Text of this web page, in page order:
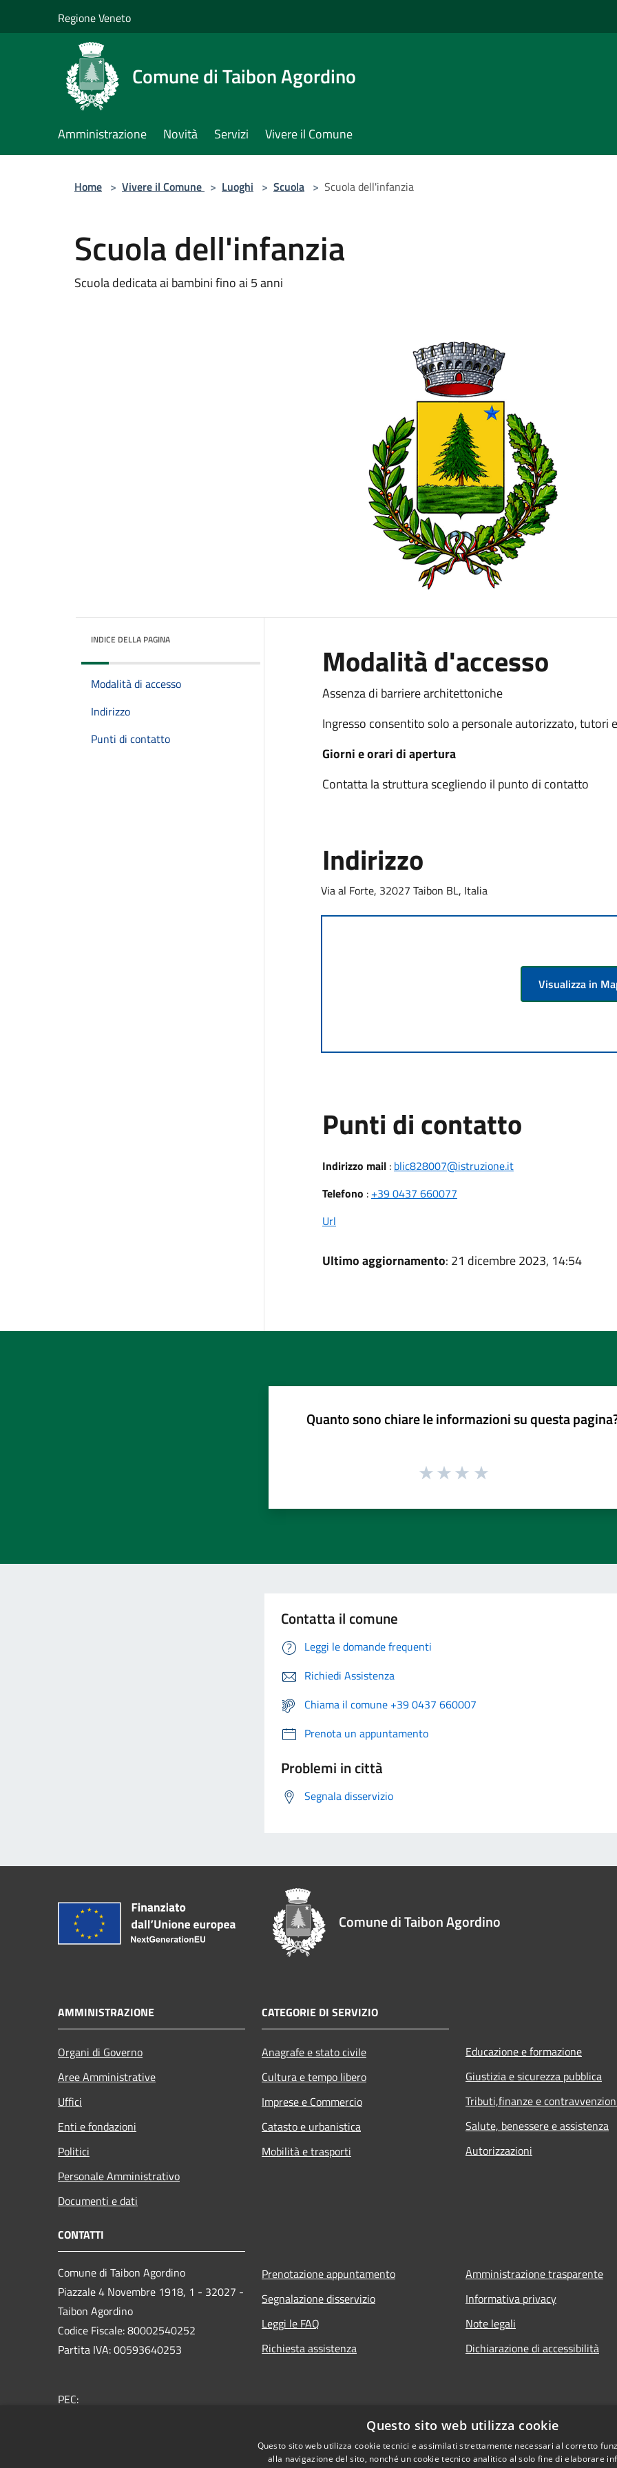
Regione Veneto
Comune di Taibon Agordino
Amministrazione Novità Servizi Vivere il Comune
Home > Vivere il Comune > Luoghi > Scuola > Scuola dell'infanzia
Scuola dell'infanzia
Scuola dedicata ai bambini fino ai 5 anni
INDICE DELLA PAGINA
Modalità di accesso
Indirizzo
Punti di contatto
Modalità d'accesso
Assenza di barriere architettoniche
Ingresso consentito solo a personale autorizzato,
Giorni e orari di apertura
Contatta la struttura scegliendo il punto di contatto
Indirizzo
Via al Forte, 32027 Taibon BL, Italia
Visualizza in
Punti di contatto
Indirizzo mail: blic828007@istruzione.it
Telefono : +39 0437 660077
Url
Ultimo aggiornamento: 21 dicembre 2023, 14:54
Quanto sono chiare le informazioni su questa
Contatta il comune
Leggi le domande frequenti
Richiedi Assistenza
Chiama il comune +39 0437 660007
Prenota un appuntamento
Problemi in città
Segnala disservizio
Comune di Taibon Agordino
AMMINISTRAZIONE
Organi di Governo
Aree Amministrative
Uffici
Enti e fondazioni
Politici
Personale Amministrativo
Documenti e dati
CATEGORIE DI SERVIZIO
Anagrafe e stato civile
Cultura e tempo libero
Imprese e Commercio
Catasto e urbanistica
Mobilità e trasporti
Educazione e formazione
Giustizia e sicurezza pubblica
Tributi,finanze e
Salute, benessere e assistenza
Autorizzazioni
CONTATTI
Comune di Taibon Agordino
Piazzale 4 Novembre 1918, 1 - 32027 -
Taibon Agordino
Codice Fiscale: 80002540252
Partita IVA: 00593640253
PEC:
Prenotazione appuntamento
Segnalazione disservizio
Leggi le FAQ
Richiesta assistenza
Amministrazione trasparente
Informativa privacy
Note legali
Dichiarazione di accessibilità
Questo sito web utilizza cookie
Questo sito web utilizza cookie tecnici e assimilati strettamente necessari al corretto
alla navigazione del sito, nonché un cookie tecnico analitico al solo fine di elaborare